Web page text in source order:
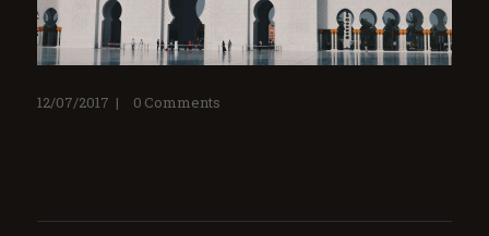
12/07/2017 0 Comments